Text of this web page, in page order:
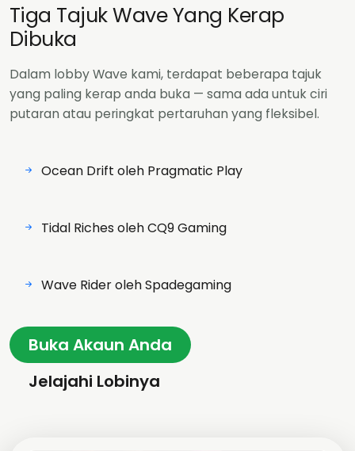
Tiga Tajuk Wave Yang Kerap
Dibuka
Dalam lobby Wave kami, terdapat beberapa tajuk
yang paling kerap anda buka — sama ada untuk ciri
putaran atau peringkat pertaruhan yang fleksibel.
Ocean Drift oleh Pragmatic Play
Tidal Riches oleh CQ9 Gaming
Wave Rider oleh Spadegaming
Buka Akaun Anda
Jelajahi Lobinya